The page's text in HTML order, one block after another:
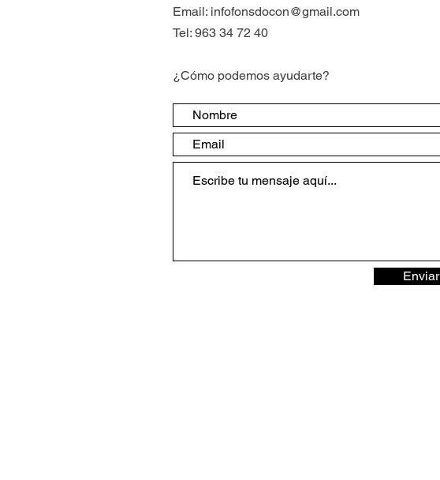
Email: infofonsdocon@gmail.com
Tel: 963 34 72 40
¿Cómo podemos ayudarte?
Enviar